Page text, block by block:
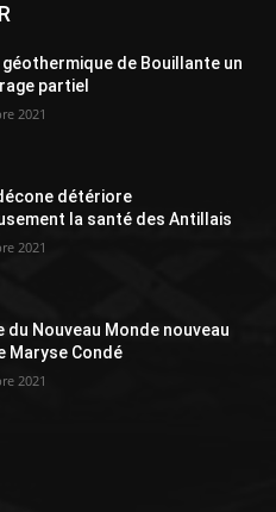
de Bouillante un
partiel
2021
détériore
la santé des Antillais
2021
du Nouveau Monde nouveau
Maryse Condé
2021